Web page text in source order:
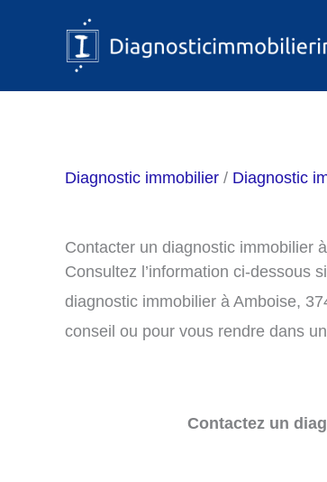
Diagnostic immobilier / Diagnostic
Contacter un diagnostic immobilier
Consultez l’information ci-dessous
diagnostic immobilier à Amboise,
conseil ou pour vous rendre dans
Contactez un